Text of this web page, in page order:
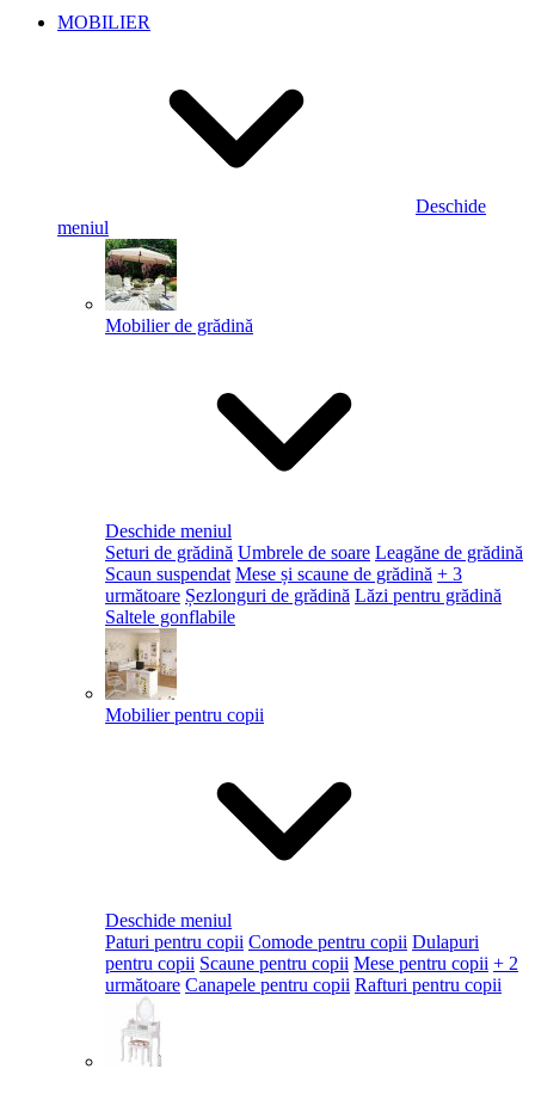
MOBILIER
Deschide
meniul
Mobilier de grădină
Deschide meniul
Seturi de grădină Umbrele de soare Leagăne de grădină
Scaun suspendat Mese și scaune de grădină + 3
următoare Șezlonguri de grădină Lăzi pentru grădină
Saltele gonflabile
Mobilier pentru copii
Deschide meniul
Paturi pentru copii Comode pentru copii Dulapuri
pentru copii Scaune pentru copii Mese pentru copii + 2
următoare Canapele pentru copii Rafturi pentru copii